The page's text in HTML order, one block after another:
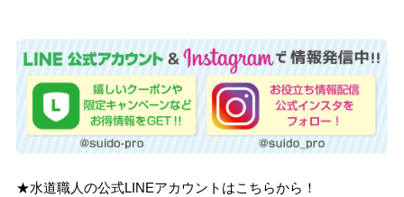
★水道職人の公式LINEアカウントはこちらから！